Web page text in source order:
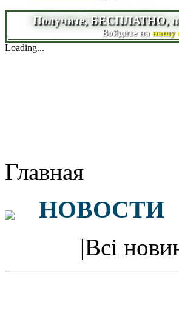
Получите, БЕСПЛАТНО,
Войдите нанашу
Loading...
Главная
НОВОСТИ
|Всі